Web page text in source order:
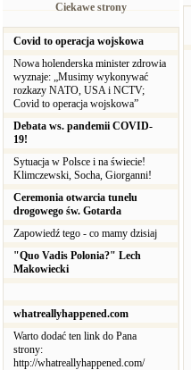
Ciekawe strony
Covid to operacja wojskowa
Nowa holenderska minister zdrowia
wyznaje: „Musimy wykonywać
rozkazy NATO, USA i NCTV;
Covid to operacja wojskowa”
Debata ws. pandemii COVID-
19!
Sytuacja w Polsce i na świecie!
Klimczewski, Socha, Giorganni!
Ceremonia otwarcia tunelu
drogowego św. Gotarda
Zapowiedź tego - co mamy dzisiaj
"Quo Vadis Polonia?" Lech
Makowiecki
whatreallyhappened.com
Warto dodać ten link do Pana
strony:
http://whatreallyhappened.com/